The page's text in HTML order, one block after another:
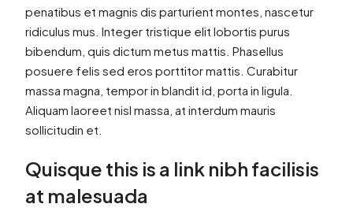
penatibus et magnis dis parturient montes, nascetur
ridiculus mus. Integer tristique elit lobortis purus
bibendum, quis dictum metus mattis. Phasellus
posuere felis sed eros porttitor mattis. Curabitur
massa magna, tempor in blandit id, porta in ligula.
Aliquam laoreet nisl massa, at interdum mauris
sollicitudin et.
Quisque this is a link nibh facilisis
at malesuada